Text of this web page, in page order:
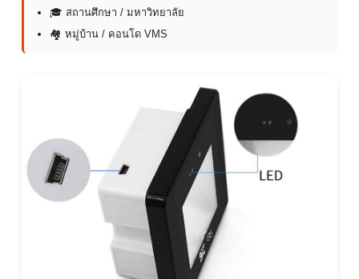
🎓 สถานศึกษา / มหาวิทยาลัย
🏘 หมู่บ้าน / คอนโด VMS